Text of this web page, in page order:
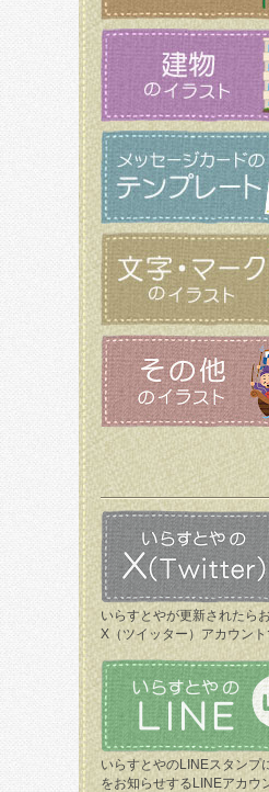
いらすとやが更新されたら
X（ツイッター）アカウント
いらすとやのLINEスタンプ
をお知らせするLINEアカウ